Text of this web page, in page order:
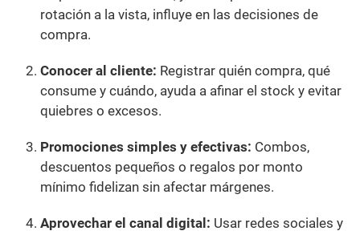
rotación a la vista, influye en las decisiones de
compra.
Conocer al cliente: Registrar quién compra, qué
consume y cuándo, ayuda a afinar el stock y evitar
quiebres o excesos.
Promociones simples y efectivas: Combos,
descuentos pequeños o regalos por monto
mínimo fidelizan sin afectar márgenes.
Aprovechar el canal digital: Usar redes sociales y